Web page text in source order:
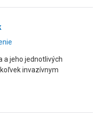
a jeho jednotlivých
invazívnym